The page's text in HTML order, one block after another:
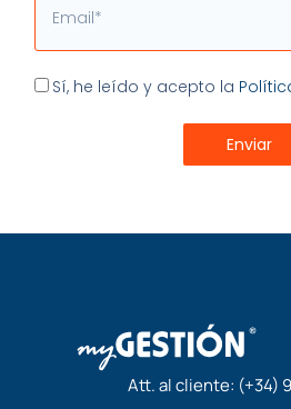
Aceptación
Sí, he leído y acepto la
Enviar
Att. al cliente: (+34)